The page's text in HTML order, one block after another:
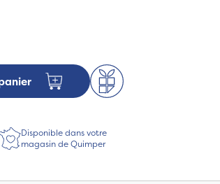
Disponible dans votre
magasin de Quimper